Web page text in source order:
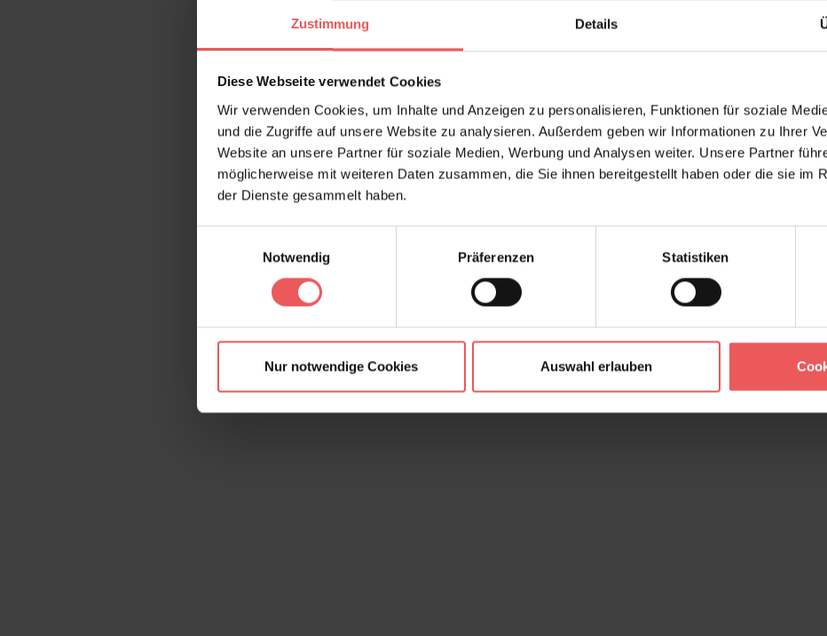
Zustimmung Details
Diese Webseite verwendet Cookies
Wir verwenden Cookies, um Inhalte und Anzeigen zu personalisieren, Funktionen für soziale
und die Zugriffe auf unsere Website zu analysieren. Außerdem geben wir Informationen zu Ihrer
Website an unsere Partner für soziale Medien, Werbung und Analysen weiter. Unsere Partner
möglicherweise mit weiteren Daten zusammen, die Sie ihnen bereitgestellt haben oder die sie im
der Dienste gesammelt haben.
Notwendig
Präferenzen Statistiken
Nur notwendige Cookies Auswahl erlauben